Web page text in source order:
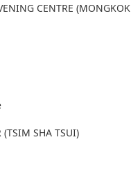
CENTRE (MONGKOK
(TSIM SHA TSUI)